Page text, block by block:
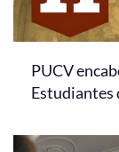
PUCV
Estudiantes